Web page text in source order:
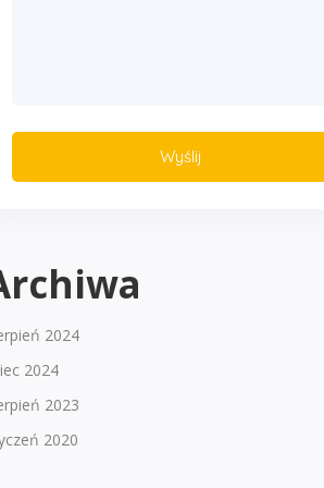
2024
2024
2023
2020